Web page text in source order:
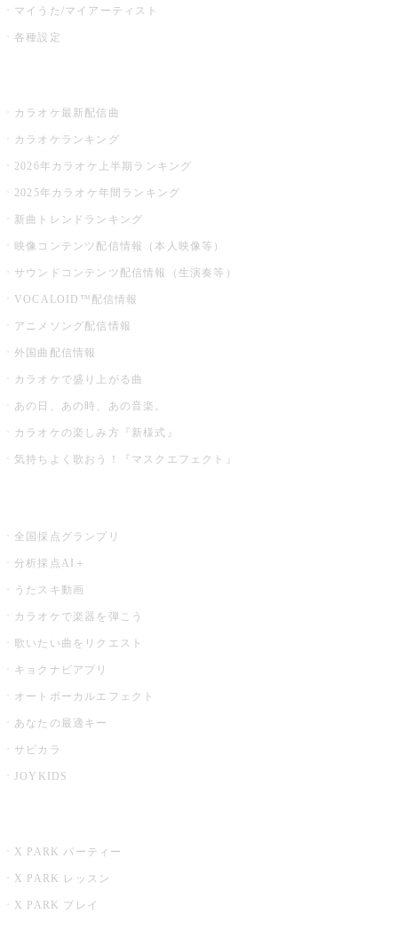
マイうた/マイアーティスト
各種設定
カラオケ最新配信曲
カラオケランキング
2026年カラオケ上半期ランキング
2025年カラオケ年間ランキング
新曲トレンドランキング
映像コンテンツ配信情報（本人映像等）
サウンドコンテンツ配信情報（生演奏等）
VOCALOID™配信情報
アニメソング配信情報
外国曲配信情報
カラオケで盛り上がる曲
あの日、あの時、あの音楽。
カラオケの楽しみ方『新様式』
気持ちよく歌おう！『マスクエフェクト』
全国採点グランプリ
分析採点AI＋
うたスキ動画
カラオケで楽器を弾こう
歌いたい曲をリクエスト
キョクナビアプリ
オートボーカルエフェクト
あなたの最適キー
サビカラ
JOYKIDS
X PARK パーティー
X PARK レッスン
X PARK プレイ